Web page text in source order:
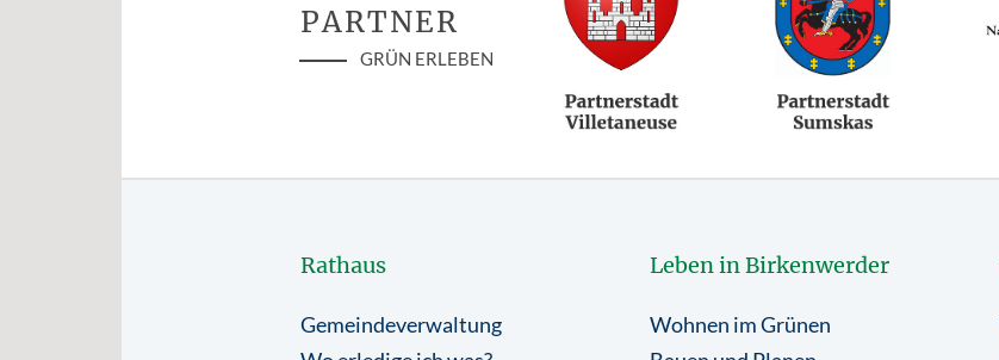
PARTNER
GRÜN ERLEBEN
Rathaus
Gemeindeverwaltung
Leben in Birkenwerder
Wohnen im Grünen